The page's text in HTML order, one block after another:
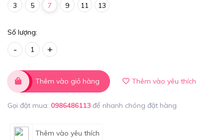
3 5 7 9 11 13
Số lượng:
- +
Thêm vào giỏ hàng Thêm vào yêu thích
Gọi đặt mua: 0986486113 để nhanh chóng đặt hàng
Thêm vào yêu thích